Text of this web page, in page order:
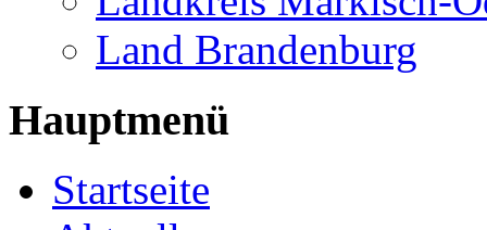
Land Brandenburg
Hauptmenü
Startseite